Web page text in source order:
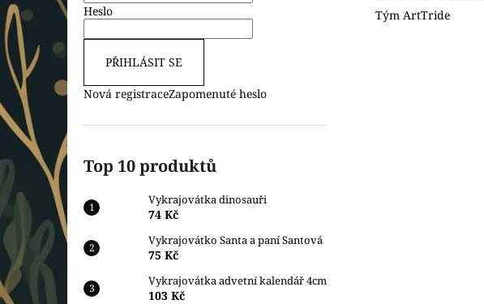
Heslo
PŘIHLÁSIT SE
Nová registraceZapomenuté heslo
Top 10 produktů
Vykrajovátka dinosauři
74 Kč
Vykrajovátko Santa a paní Santová
75 Kč
Vykrajovátka advetní kalendář 4cm
103 Kč
Tým ArtTride